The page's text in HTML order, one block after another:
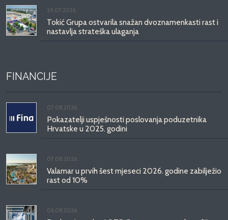
29.07.2026.
Tokić Grupa ostvarila snažan dvoznamenkasti rast i
nastavlja strateška ulaganja
FINANCIJE
07.08.2026.
Pokazatelji uspješnosti poslovanja poduzetnika
Hrvatske u 2025. godini
07.08.2026.
Valamar u prvih šest mjeseci 2026. godine zabilježio
rast od 10%
06.08.2026.